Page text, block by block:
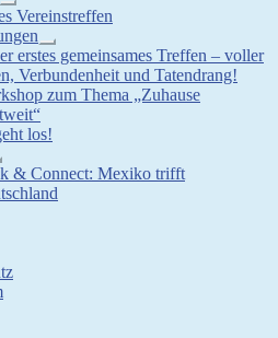
Show
sub
menu
Vereinstreffen
Show
sub
menu
erstes gemeinsames Treffen – voller
Verbundenheit und Tatendrang!
zum Thema „Zuhause
los!
& Connect: Mexiko trifft